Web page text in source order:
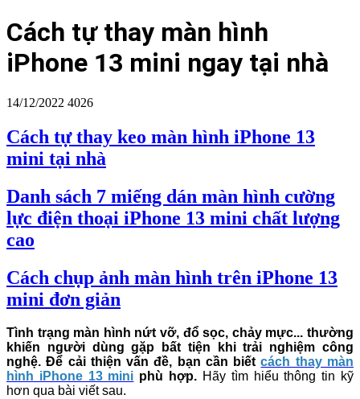
Cách tự thay màn hình
iPhone 13 mini ngay tại nhà
14/12/2022 4026
Cách tự thay keo màn hình iPhone 13
mini tại nhà
Danh sách 7 miếng dán màn hình cường
lực điện thoại iPhone 13 mini chất lượng
cao
Cách chụp ảnh màn hình trên iPhone 13
mini đơn giản
Tình trạng màn hình nứt vỡ, đổ sọc, chảy mực... thường
khiến người dùng gặp bất tiện khi trải nghiệm công
nghệ. Để cải thiện vấn đề, bạn cần biếtcách thay màn
hình iPhone 13 mini phù hợp. Hãy tìm hiểu thông tin kỹ
hơn qua bài viết sau.